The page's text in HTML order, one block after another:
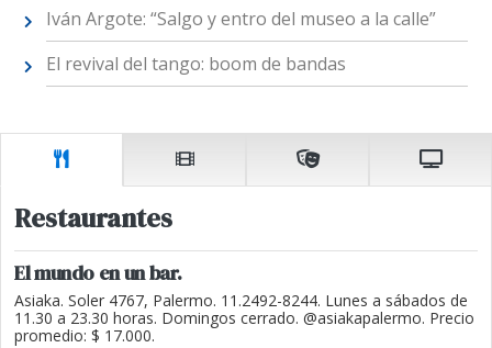
Iván Argote: “Salgo y entro del museo a la calle”
El revival del tango: boom de bandas
Restaurantes
El mundo en un bar.
Asiaka. Soler 4767, Palermo. 11.2492-8244. Lunes a sábados de
11.30 a 23.30 horas. Domingos cerrado. @asiakapalermo. Precio
promedio: $ 17.000.